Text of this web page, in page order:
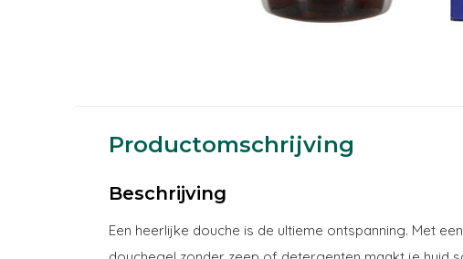
Productomschrijving
Beschrijving
Een heerlijke douche is de ultieme ontspanning. Met